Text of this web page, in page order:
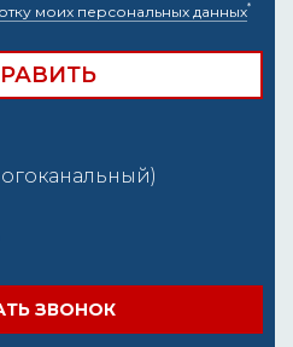
моих персональных данных*
ЗВОНОК